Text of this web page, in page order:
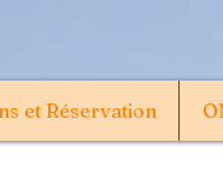
et Réservation